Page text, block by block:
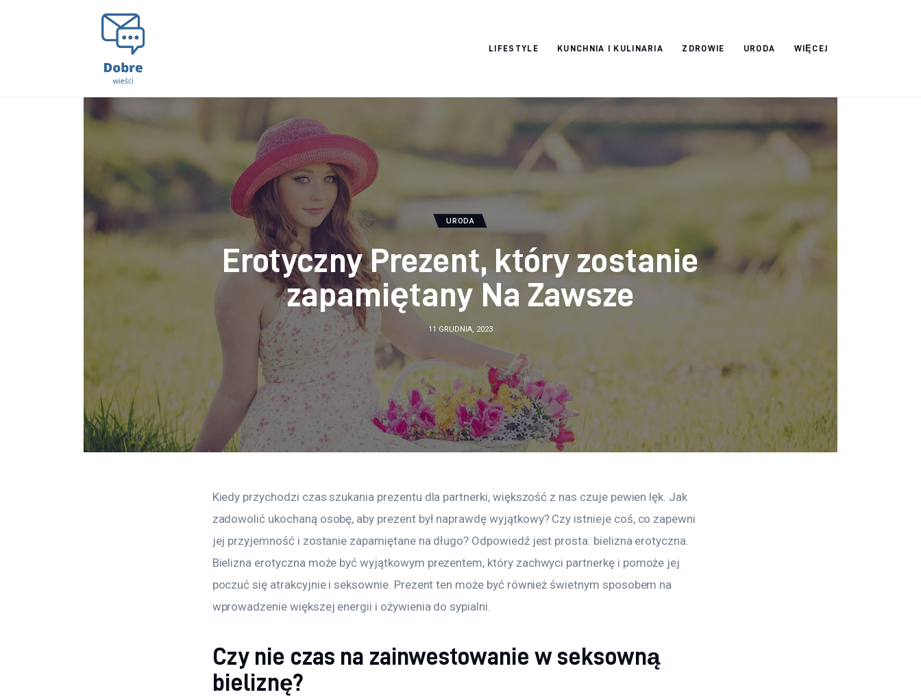
LIFESTYLE KUNCHNIA I KULINARIA ZDROWIE URODA WIĘCEJ
URODA
Erotyczny Prezent, który zostanie
zapamiętany Na Zawsze
11 GRUDNIA, 2023
Kiedy przychodzi czas szukania prezentu dla partnerki, większość z nas czuje pewien lęk. Jak
zadowolić ukochaną osobę, aby prezent był naprawdę wyjątkowy? Czy istnieje coś, co zapewni
jej przyjemność i zostanie zapamiętane na długo? Odpowiedź jest prosta: bielizna erotyczna.
Bielizna erotyczna może być wyjątkowym prezentem, który zachwyci partnerkę i pomoże jej
poczuć się atrakcyjnie i seksownie. Prezent ten może być również świetnym sposobem na
wprowadzenie większej energii i ożywienia do sypialni.
Czy nie czas na zainwestowanie w seksowną
bieliznę?